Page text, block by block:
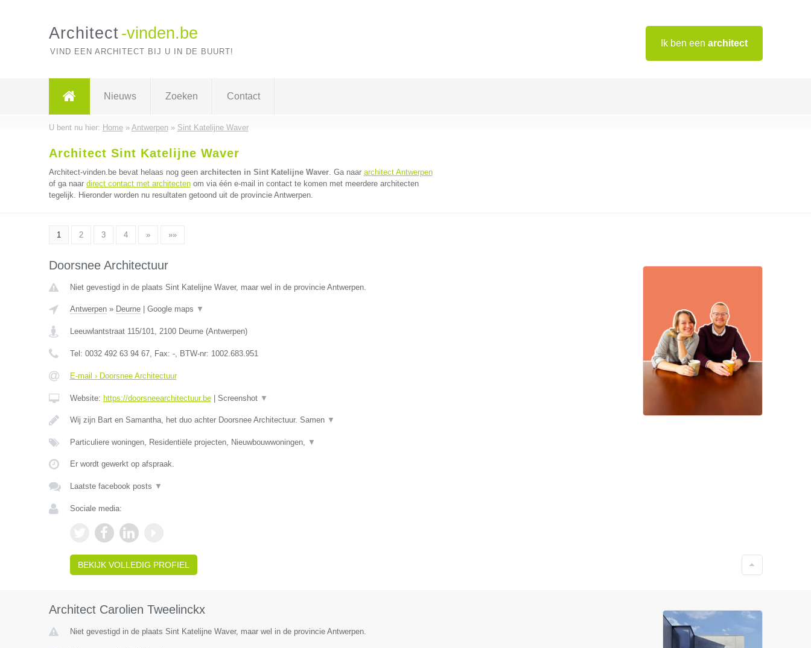
Ik ben een architect
Architect -vinden.be
VIND EEN ARCHITECT BIJ U IN DE BUURT!
Nieuws Zoeken Contact
U bent nu hier: Home» Antwerpen» Sint Katelijne Waver
Architect Sint Katelijne Waver
Architect-vinden.be bevat helaas nog geen architecten in Sint Katelijne Waver. Ga naar architect Antwerpen
of ga naar direct contact met architectenom via één e-mail in contact te komen met meerdere architecten
tegelijk. Hieronder worden nu resultaten getoond uit de provincie Antwerpen.
1 2 3 4 » »»
Doorsnee Architectuur
Niet gevestigd in de plaats Sint Katelijne Waver, maar wel in de provincie Antwerpen.
Antwerpen» Deurne| Google maps ▼
Leeuwlantstraat 115/101, 2100 Deurne(Antwerpen)
Tel: 0032 492 63 94 67, Fax: -, BTW-nr: 1002.683.951
E-mail › Doorsnee Architectuur
Website: https://doorsneearchitectuur.be| Screenshot ▼
Wij zijn Bart en Samantha, het duo achter Doorsnee Architectuur. Samen ▼
Particuliere woningen, Residentiële projecten, Nieuwbouwwoningen, ▼
Er wordt gewerkt op afspraak.
Laatste facebook posts ▼
Sociale media:
BEKIJK VOLLEDIG PROFIEL
Architect Carolien Tweelinckx
Niet gevestigd in de plaats Sint Katelijne Waver, maar wel in de provincie Antwerpen.